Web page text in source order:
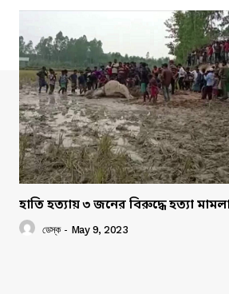
হাতি হত্যায় ৩ জনের বিরুদ্ধে হত্যা
ডেস্ক - May 9, 2023